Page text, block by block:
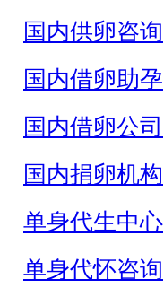
国内供卵咨询
国内借卵助孕
国内借卵公司
国内捐卵机构
单身代生中心
单身代怀咨询